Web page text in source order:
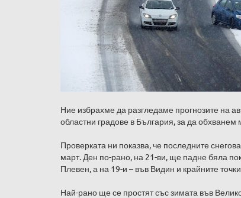
Ние избрахме да разгледаме прогнозите на
областни градове в България, за да обхванем
Проверката ни показва, че последните
март. Ден по-рано, на 21-ви, ще падне бяла
Плевен, а на 19-и – във Видин и крайните
Най-рано ще се простят със зимата във